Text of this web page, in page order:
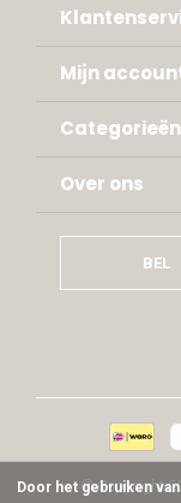
Mijn
Categorieën
Over ons
BEL
© Copyright
Door het gebruiken